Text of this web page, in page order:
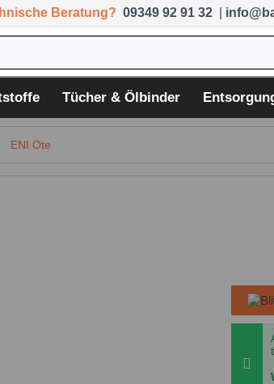
Beratung? 09349 92 91 32
Tücher & Ölbinder
ENI Ote